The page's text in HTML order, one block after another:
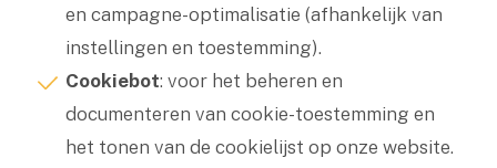
en campagne-optimalisatie (afhankelijk van
instellingen en toestemming).
Cookiebot: voor het beheren en
documenteren van cookie-toestemming en
het tonen van de cookielijst op onze website.